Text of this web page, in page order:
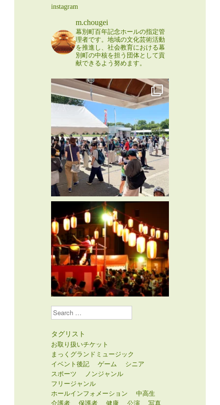
instagram
m.chougei
幕別町百年記念ホールの指定管
理者です。地域の文化芸術活動
を推進し、社会教育における幕
別町の中核を担う団体として貢
献できるよう努めます。
Search
タグリスト
お取り扱いチケット
まっくグランドミュージック
イベント後記
ゲーム
シニア
スポーツ
ノンジャンル
フリージャンル
ホールインフォメーション
中高生
介護者
保護者 健康 公演 写真